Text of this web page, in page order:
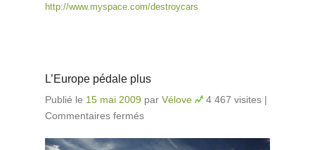
http://www.myspace.com/destroycars
L’Europe pédale plus
Publié le 15 mai 2009 par Vélove 4 467 visites |
Commentaires fermés